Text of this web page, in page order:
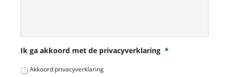
Ik ga akkoord met de privacyverklaring *
Akkoord privacyverklaring